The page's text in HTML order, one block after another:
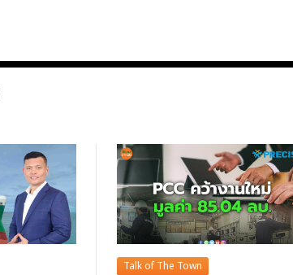
Talk of The Town